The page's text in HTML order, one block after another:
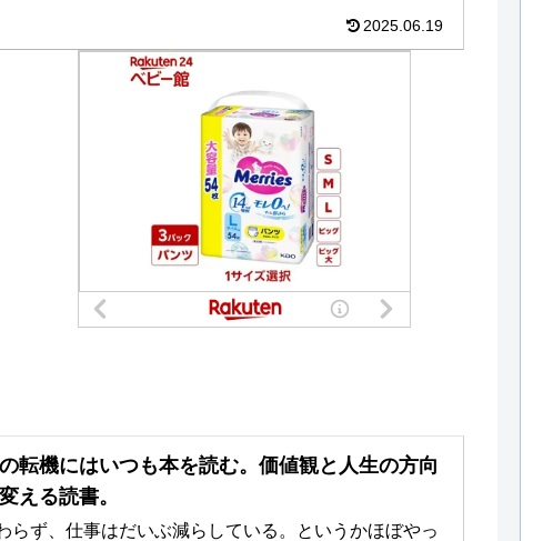
2025.06.19
転機にはいつも本を読む。価値観と人生の方向
える読書。
らず、仕事はだいぶ減らしている。というかほぼやっ